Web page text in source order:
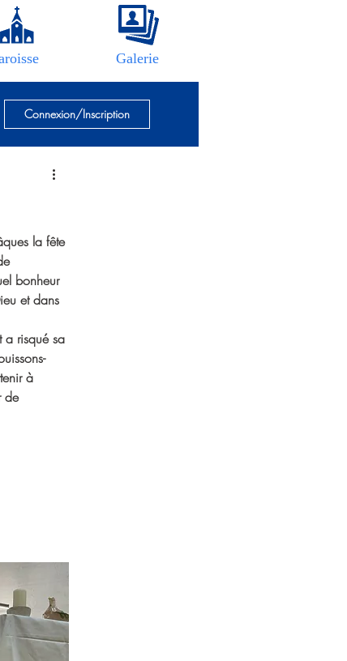
Galerie
Connexion/Inscription
la fête
bonheur
et dans
a risqué sa
à
de